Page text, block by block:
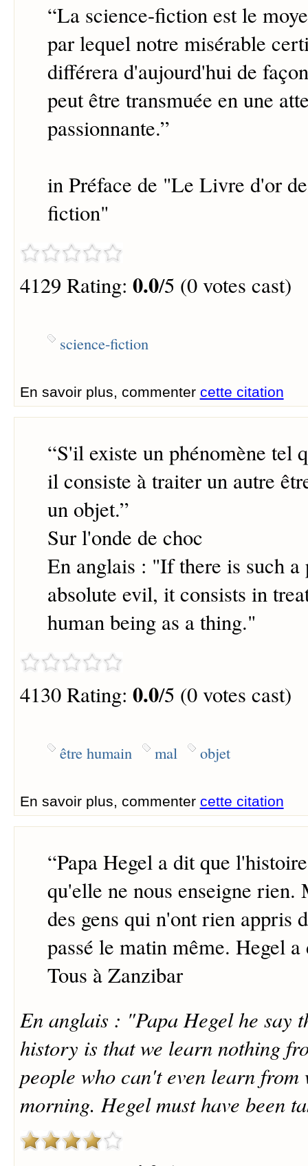
“La science-fiction est le
par lequel notre misérable
différera d'aujourd'hui de
peut être transmuée en une
passionnante.”
in Préface de "Le Livre d'or
fiction"
4129 Rating: 0.0/5 (0 votes cast)
science-fiction
En savoir plus, commenter cette citation
“S'il existe un phénomène tel
il consiste à traiter un autre
un objet.”
Sur l'onde de choc
En anglais : "If there is such a
absolute evil, it consists in
human being as a thing."
4130 Rating: 0.0/5 (0 votes cast)
être humain mal objet
En savoir plus, commenter cette citation
“Papa Hegel a dit que
qu'elle ne nous enseigne rien.
des gens qui n'ont rien appris
passé le matin même. Hegel
Tous à Zanzibar
En anglais : "Papa Hegel he say
history is that we learn nothing
people who can't even learn from
morning. Hegel must have been